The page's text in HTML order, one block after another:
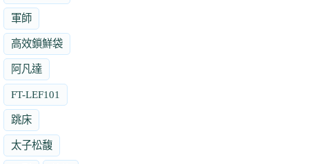
軍師
高效鎖鮮袋
阿凡達
FT-LEF101
跳床
太子松馥